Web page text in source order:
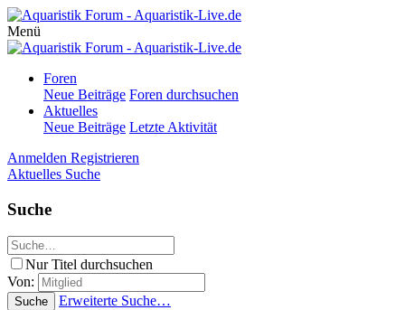
Menü
Foren
Neue Beiträge Foren durchsuchen
Aktuelles
Neue Beiträge Letzte Aktivität
Anmelden Registrieren
Aktuelles Suche
Suche
Nur Titel durchsuchen
Von:
Suche Erweiterte Suche…